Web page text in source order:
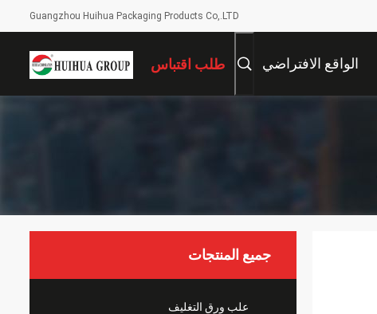
Guangzhou Huihua Packaging Products Co,.LTD
الواقع الافتراضي طلب اقتباس
جميع المنتجات
علب ورق التغليف